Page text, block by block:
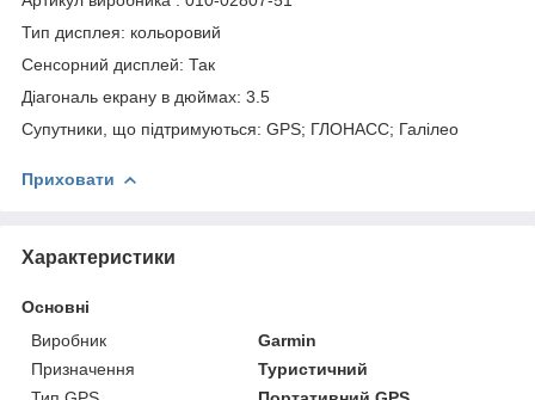
Тип дисплея: кольоровий
Сенсорний дисплей: Так
Діагональ екрану в дюймах: 3.5
Супутники, що підтримуються: GPS; ГЛОНАСС; Галілео
Приховати
Характеристики
Основні
Виробник
Garmin
Призначення
Туристичний